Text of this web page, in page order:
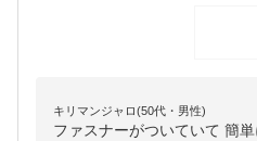
キリマンジャロ(50代・男性)
ファスナーがついていて 簡